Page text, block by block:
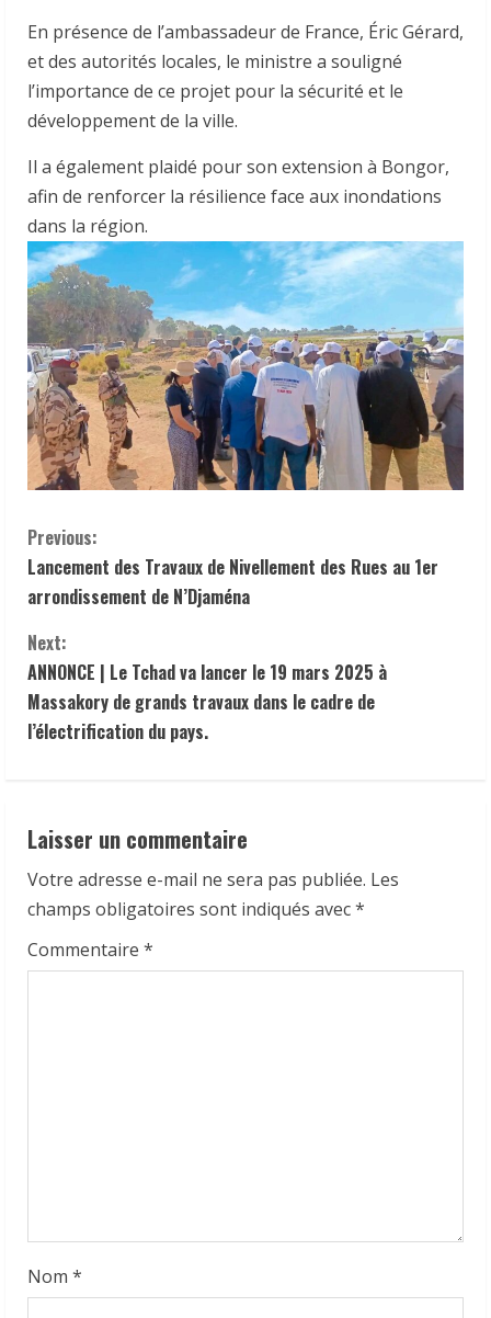
En présence de l’ambassadeur de France, Éric Gérard,
et des autorités locales, le ministre a souligné
l’importance de ce projet pour la sécurité et le
développement de la ville.
Il a également plaidé pour son extension à Bongor,
afin de renforcer la résilience face aux inondations
dans la région.
C
o
n
t
i
u
e
R
e
Previous:
Lancement des Travaux de Nivellement des Rues au 1er
arrondissement de N’Djaména
Next:
ANNONCE | Le Tchad va lancer le 19 mars 2025 à
Massakory de grands travaux dans le cadre de
l’électrification du pays.
Laisser un commentaire
Votre adresse e-mail ne sera pas publiée. Les
champs obligatoires sont indiqués avec*
Commentaire *
Nom *